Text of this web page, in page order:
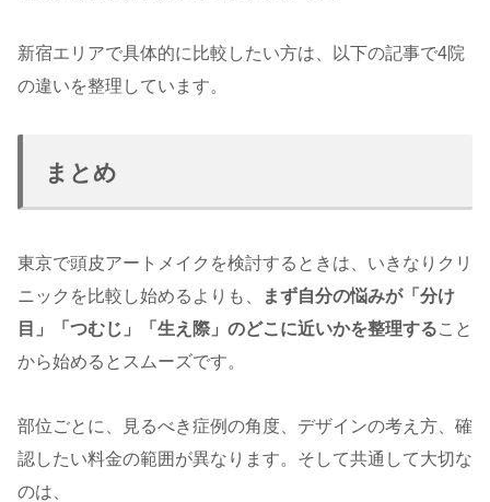
新宿エリアで具体的に比較したい方は、以下の記事で4院
の違いを整理しています。
まとめ
東京で頭皮アートメイクを検討するときは、いきなりクリ
ニックを比較し始めるよりも、
まず自分の悩みが「分け
目」「つむじ」「生え際」のどこに近いかを整理すること
から始めるとスムーズです。
部位ごとに、見るべき症例の角度、デザインの考え方、確
認したい料金の範囲が異なります。そして共通して大切な
のは、